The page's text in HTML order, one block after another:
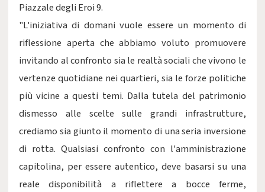
Piazzale degli Eroi 9.
"L'iniziativa di domani vuole essere un momento di
riflessione aperta che abbiamo voluto promuovere
invitando al confronto sia le realtà sociali che vivono le
vertenze quotidiane nei quartieri, sia le forze politiche
più vicine a questi temi. Dalla tutela del patrimonio
dismesso alle scelte sulle grandi infrastrutture,
crediamo sia giunto il momento di una seria inversione
di rotta. Qualsiasi confronto con l'amministrazione
capitolina, per essere autentico, deve basarsi su una
reale disponibilità a riflettere a bocce ferme,